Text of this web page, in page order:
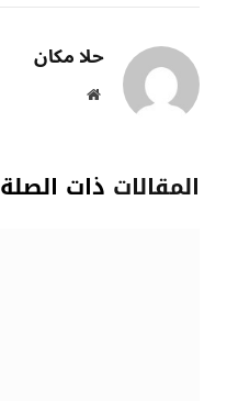
حلا مكان
موقع
المقالات ذات الصلة